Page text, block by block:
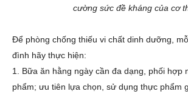
cường sức đề kháng của cơ
Để phòng chống thiếu vi chất dinh dưỡng,
đình hãy thực hiện:
1. Bữa ăn hằng ngày cần đa dạng, phối hợp
phẩm; ưu tiên lựa chọn, sử dụng thực phẩm